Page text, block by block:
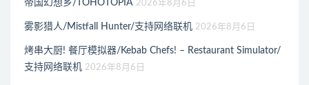
帝国幻想乡/TOHOTOPIA 2026年8月6日
雾影猎人/Mistfall Hunter/支持网络联机 2026年8月6日
烤串大厨! 餐厅模拟器/Kebab Chefs! – Restaurant Simulator/
支持网络联机 2026年8月6日